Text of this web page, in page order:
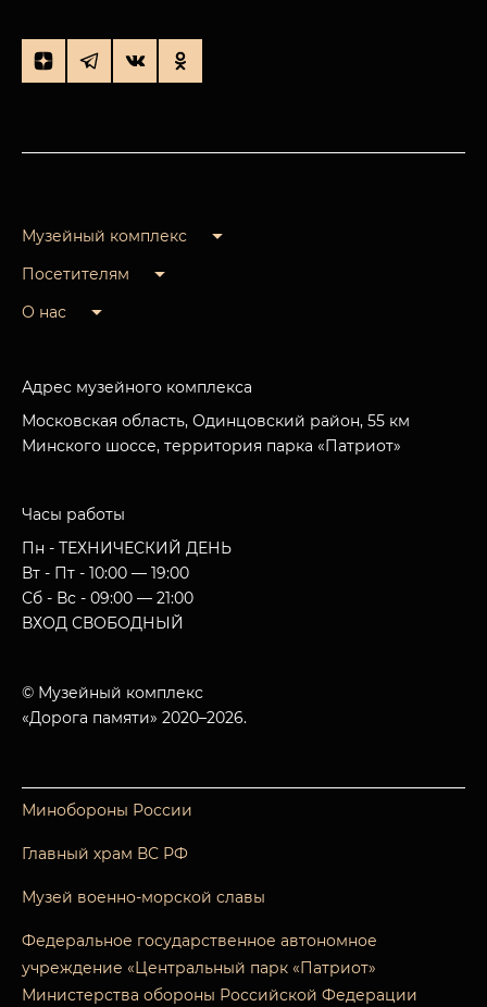
Музейный комплекс
Посетителям
О нас
Адрес музейного комплекса
Московская область, Одинцовский район, 55 км
Минского шоссе, территория парка «Патриот»
Часы работы
Пн - ТЕХНИЧЕСКИЙ ДЕНЬ
Вт - Пт - 10:00 — 19:00
Сб - Вс - 09:00 — 21:00
ВХОД СВОБОДНЫЙ
© Музейный комплекс
«Дорога памяти» 2020–2026.
Минобороны России
Главный храм ВС РФ
Музей военно-морской славы
Федеральное государственное автономное
учреждение «Центральный парк «Патриот»
Министерства обороны Российской Федерации